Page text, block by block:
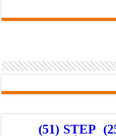
STEP
(51)